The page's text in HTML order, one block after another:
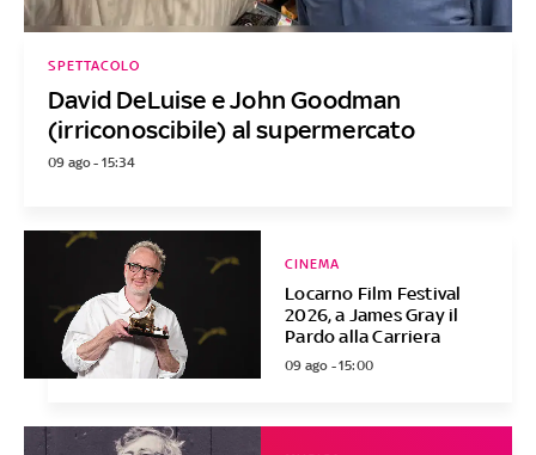
David DeLuise e John Goodman
(irriconoscibile) al supermercato
SPETTACOLO
09 ago - 15:34
Locarno Film Festival
2026, a James Gray il
Pardo alla Carriera
CINEMA
09 ago - 15:00